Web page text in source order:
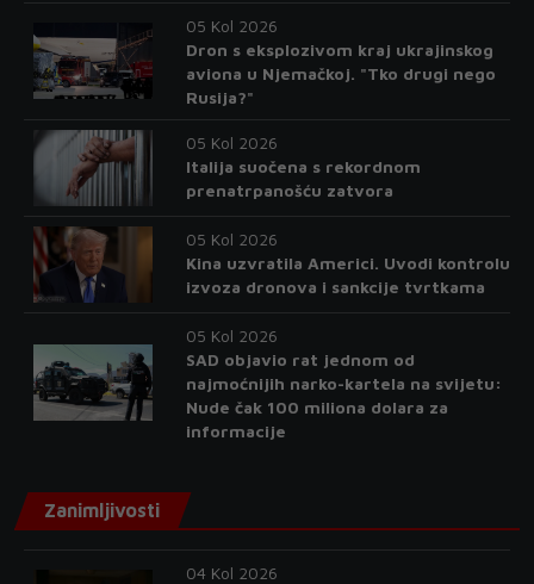
05 Kol 2026
Dron s eksplozivom kraj ukrajinskog
aviona u Njemačkoj. "Tko drugi nego
Rusija?"
05 Kol 2026
Italija suočena s rekordnom
prenatrpanošću zatvora
05 Kol 2026
Kina uzvratila Americi. Uvodi kontrolu
izvoza dronova i sankcije tvrtkama
05 Kol 2026
SAD objavio rat jednom od
najmoćnijih narko-kartela na svijetu:
Nude čak 100 miliona dolara za
informacije
Zanimljivosti
04 Kol 2026